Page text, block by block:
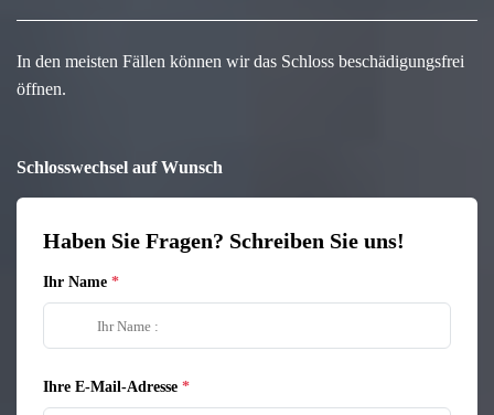
In den meisten Fällen können wir das Schloss beschädigungsfrei
öffnen.
Schlosswechsel auf Wunsch
Haben Sie Fragen? Schreiben Sie uns!
Ihr Name
Ihre E-Mail-Adresse